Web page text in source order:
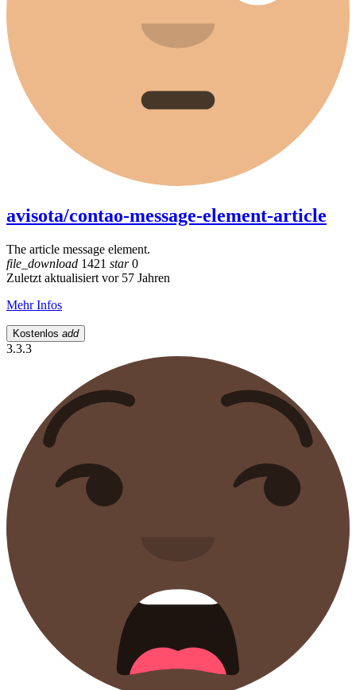
avisota/contao-message-element-article
The article message element.
file_download 1421 star0
Zuletzt aktualisiert vor 57 Jahren
Mehr Infos
Kostenlos add
3.3.3